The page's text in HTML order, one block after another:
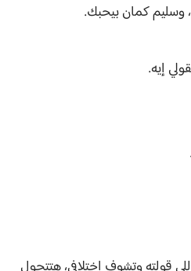
وسليم كمان بيحبك.
إيه.